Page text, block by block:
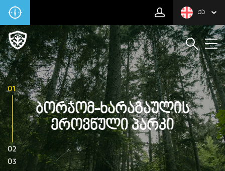
ᲥᲐ
01
02
03
Ბორჯომ-Ხარაგაულის
Ეროვნული Პარკი